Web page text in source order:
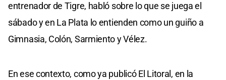
entrenador de Tigre, habló sobre lo que se juega el
sábado y en La Plata lo entienden como un guiño a
Gimnasia, Colón, Sarmiento y Vélez.
En ese contexto, como ya publicó El Litoral, en la